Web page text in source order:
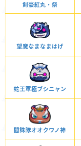
剣豪紅丸・祭
望魔なまなまはげ
蛇王軍極ブシニャン
閻誅隊オオクワノ神